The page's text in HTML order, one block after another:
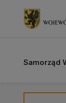
Samorząd